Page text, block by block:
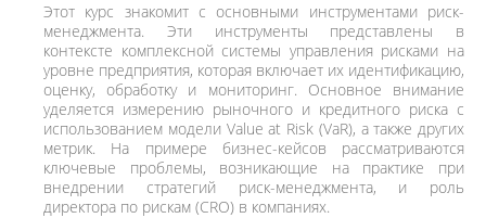
Этот курс знакомит с основными инструментами риск-
менеджмента. Эти инструменты представлены в
контексте комплексной системы управления рисками на
уровне предприятия, которая включает их идентификацию,
оценку, обработку и мониторинг. Основное внимание
уделяется измерению рыночного и кредитного риска с
использованием модели Value at Risk (VaR), а также других
метрик. На примере бизнес-кейсов рассматриваются
ключевые проблемы, возникающие на практике при
внедрении стратегий риск-менеджмента, и роль
директора по рискам (CRO) в компаниях.